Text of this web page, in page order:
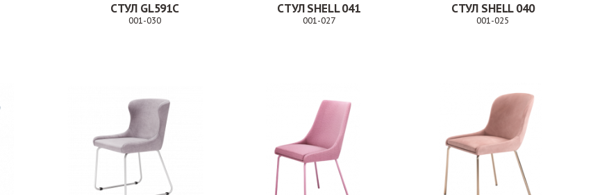
СТУЛ GL591C
001-030
СТУЛ SHELL 041
001-027
СТУЛ SHELL 040
001-025